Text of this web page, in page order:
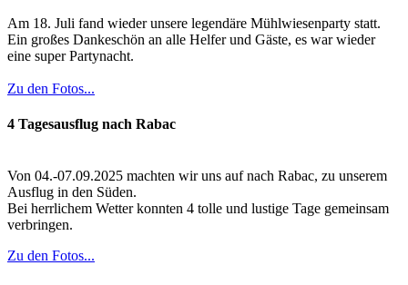
Am 18. Juli fand wieder unsere legendäre Mühlwiesenparty statt.
Ein großes Dankeschön an alle Helfer und Gäste, es war wieder
eine super Partynacht.
Zu den Fotos...
4 Tagesausflug nach Rabac
Von 04.-07.09.2025 machten wir uns auf nach Rabac, zu unserem
Ausflug in den Süden.
Bei herrlichem Wetter konnten 4 tolle und lustige Tage gemeinsam
verbringen.
Zu den Fotos...